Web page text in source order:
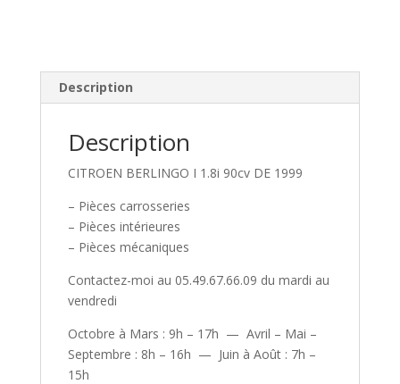
Description
Description
CITROEN BERLINGO I 1.8i 90cv DE 1999
– Pièces carrosseries
– Pièces intérieures
– Pièces mécaniques
Contactez-moi au 05.49.67.66.09 du mardi au
vendredi
Octobre à Mars : 9h – 17h — Avril – Mai –
Septembre : 8h – 16h — Juin à Août : 7h –
15h